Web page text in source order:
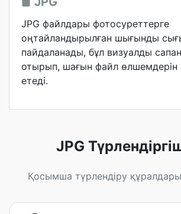
JPG файлдары фотосуреттерге
оңтайландырылған шығынды
пайдаланады, бұл визуалды
отырып, шағын файл өлшемдерін
етеді.
JPG
Қосымша түрлендіру